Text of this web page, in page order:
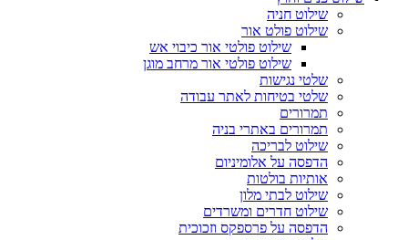
שילוט חניה
שילוט פולט אור
שילוט פולטי אור כיבוי אש
שילוט פולטי אור מרחב מוגן
שלטי נגישות
שלטי בטיחות לאתר עבודה
תמרורים
תמרורים באתרי בניה
שילוט לבריכה
הדפסה על אלומיניום
אותיות בולטות
שילוט לבתי מלון
שילוט חדרים ומשרדים
הדפסה על פרספקס וזכוכית